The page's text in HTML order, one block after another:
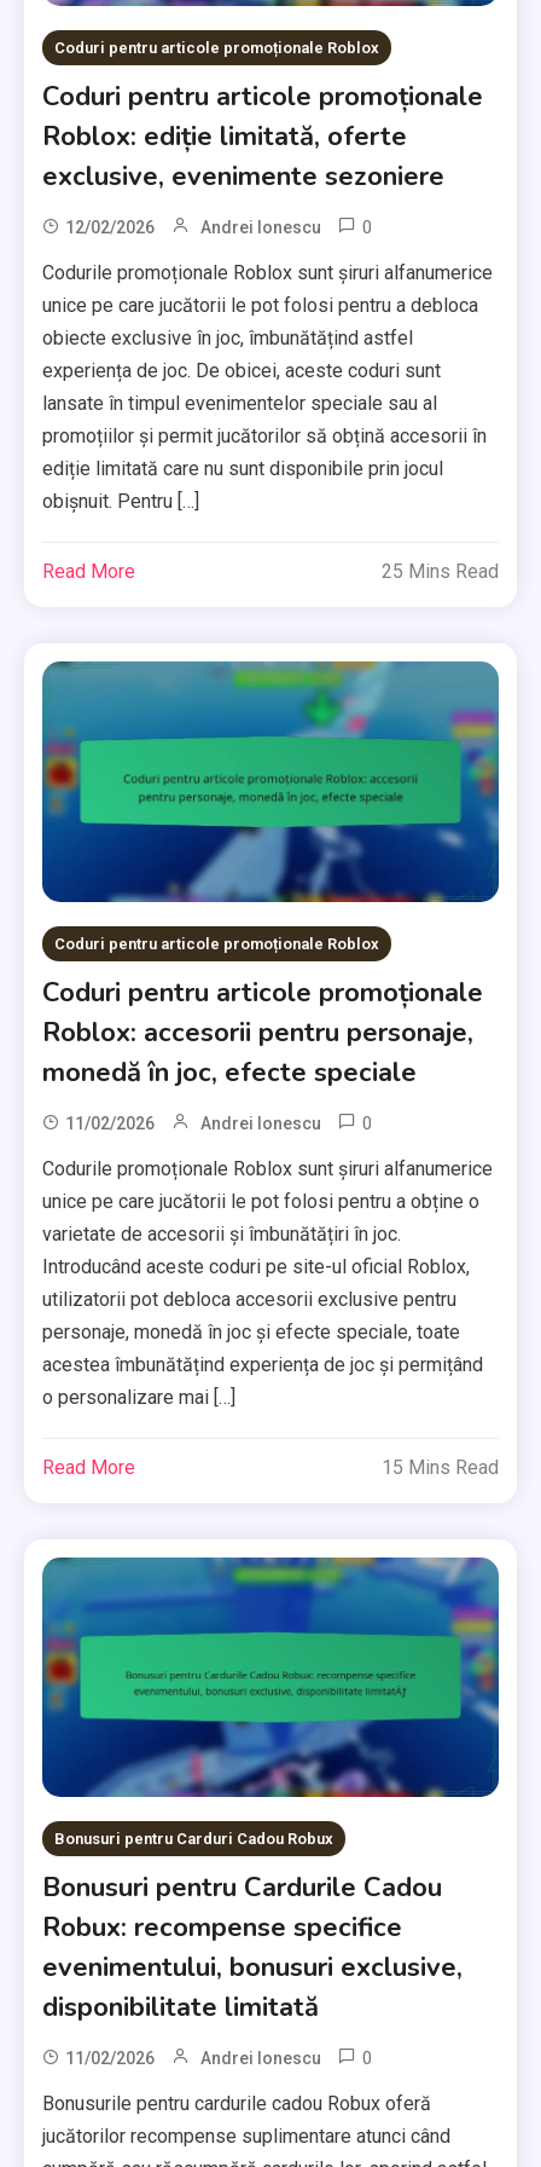
Coduri pentru articole promoționale Roblox
Coduri pentru articole promoționale
Roblox: ediție limitată, oferte
exclusive, evenimente sezoniere
12/02/2026 Andrei Ionescu 0
Codurile promoționale Roblox sunt șiruri alfanumerice
unice pe care jucătorii le pot folosi pentru a debloca
obiecte exclusive în joc, îmbunătățind astfel
experiența de joc. De obicei, aceste coduri sunt
lansate în timpul evenimentelor speciale sau al
promoțiilor și permit jucătorilor să obțină accesorii în
ediție limitată care nu sunt disponibile prin jocul
obișnuit. Pentru […]
Read More 25 Mins Read
Coduri pentru articole promoționale Roblox
Coduri pentru articole promoționale
Roblox: accesorii pentru personaje,
monedă în joc, efecte speciale
11/02/2026 Andrei Ionescu 0
Codurile promoționale Roblox sunt șiruri alfanumerice
unice pe care jucătorii le pot folosi pentru a obține o
varietate de accesorii și îmbunătățiri în joc.
Introducând aceste coduri pe site-ul oficial Roblox,
utilizatorii pot debloca accesorii exclusive pentru
personaje, monedă în joc și efecte speciale, toate
acestea îmbunătățind experiența de joc și permițând
o personalizare mai […]
Read More 15 Mins Read
Bonusuri pentru Carduri Cadou Robux
Bonusuri pentru Cardurile Cadou
Robux: recompense specifice
evenimentului, bonusuri exclusive,
disponibilitate limitată
11/02/2026 Andrei Ionescu 0
Bonusurile pentru cardurile cadou Robux oferă
jucătorilor recompense suplimentare atunci când